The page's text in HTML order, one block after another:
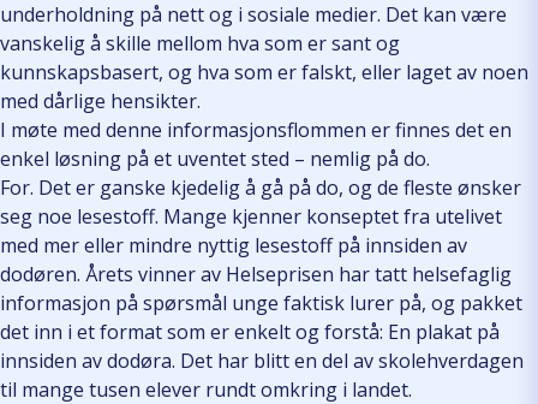
underholdning på nett og i sosiale medier. Det kan være
vanskelig å skille mellom hva som er sant og
kunnskapsbasert, og hva som er falskt, eller laget av noen
med dårlige hensikter.
I møte med denne informasjonsflommen er finnes det en
enkel løsning på et uventet sted – nemlig på do.
For. Det er ganske kjedelig å gå på do, og de fleste ønsker
seg noe lesestoff. Mange kjenner konseptet fra utelivet
med mer eller mindre nyttig lesestoff på innsiden av
dodøren. Årets vinner av Helseprisen har tatt helsefaglig
informasjon på spørsmål unge faktisk lurer på, og pakket
det inn i et format som er enkelt og forstå: En plakat på
innsiden av dodøra. Det har blitt en del av skolehverdagen
til mange tusen elever rundt omkring i landet.